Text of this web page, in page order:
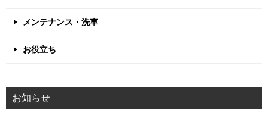
メンテナンス・洗車
お役立ち
お知らせ